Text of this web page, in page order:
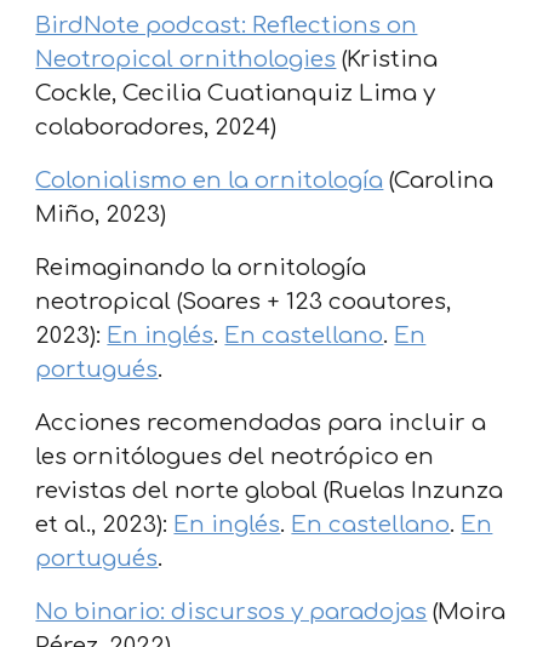
BirdNote podcast: Reflections on
Neotropical ornithologies (Kristina
Cockle, Cecilia Cuatianquiz Lima y
colaboradores, 2024)
Colonialismo en la ornitología (Carolina
Miño, 2023)
Reimaginando la ornitología
neotropical (Soares + 123 coautores,
2023): En inglés. En castellano. En
portugués.
Acciones recomendadas para incluir a
les ornitólogues del neotrópico en
revistas del norte global (Ruelas Inzunza
et al., 2023): En inglés. En castellano. En
portugués.
No binario: discursos y paradojas (Moira